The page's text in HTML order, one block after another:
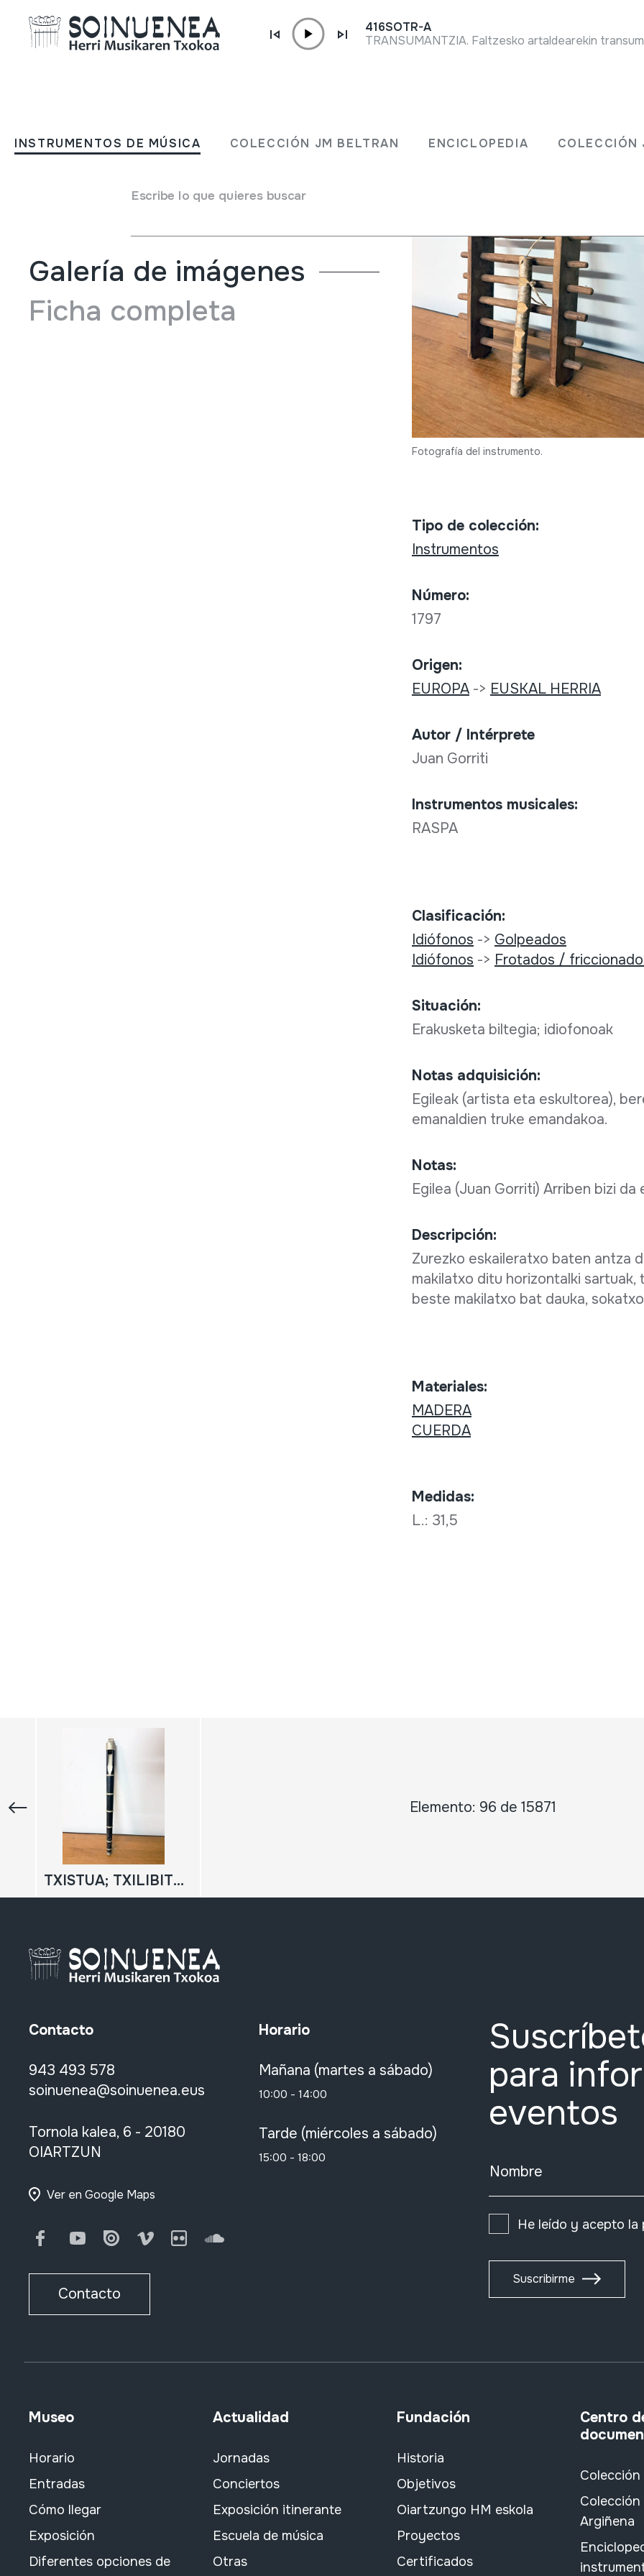
INSTRUMENTOS DE MÚSICA COLECCIÓN JM BELTRAN ENCICLOPEDIA COLECCIÓN
Escribe lo que quieres buscar
416SOTR-A
RASPA
Tipo de Instrumento de música Idiófonos->Golpeados
Galería de imágenes
Ficha completa
Fotografía del instrumento.
Tipo de colección:
Instrumentos
Número:
1797
Origen:
EUROPA-> EUSKAL HERRIA
Autor / Intérprete
Juan Gorriti
Instrumentos musicales:
RASPA
Clasificación:
Idiófonos -> Golpeados
Idiófonos -> Frotados /
Situación:
Erakusketa biltegia; idiofonoak
Notas adquisición:
Egileak (artista eta eskultorea),
emanaldien truke emandakoa.
Notas:
Egilea (Juan Gorriti) Arriben bizi
Descripción:
Zurezko eskaileratxo baten antza
makilatxo ditu horizontalki
beste makilatxo bat dauka,
Materiales:
MADERA
CUERDA
Medidas:
L.: 31,5
Elemento: 96 de 15871
TXISTUA; TXILIBITUA
Contacto
943 493 578
soinuenea@soinuenea.eus
Tornola kalea, 6 - 20180
OIARTZUN
Ver en Google Maps
FacebookYoutubeIssuu Vimeo FlickrSoundCloud
Contacto
Horario
Mañana (martes a sábado)
10:00 - 14:00
Tarde (miércoles a sábado)
15:00 - 18:00
para
eventos
Nombre
He leído y acepto la
Suscribirme
Museo
Horario
Entradas
Cómo llegar
Exposición
Diferentes opciones de
Actualidad
Jornadas
Conciertos
Exposición itinerante
Escuela de música
Otras
Fundación
Historia
Objetivos
Oiartzungo HM eskola
Proyectos
Certificados
Centro
Argiñena